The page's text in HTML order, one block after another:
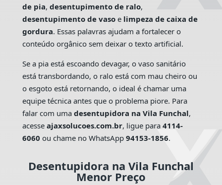
de pia, desentupimento de ralo,
desentupimento de vasoe limpeza de caixa de
gordura. Essas palavras ajudam a fortalecer o
conteúdo orgânico sem deixar o texto artificial.
Se a pia está escoando devagar, o vaso sanitário
está transbordando, o ralo está com mau cheiro ou
o esgoto está retornando, o ideal é chamar uma
equipe técnica antes que o problema piore. Para
falar com uma desentupidora na Vila Funchal,
acesse ajaxsolucoes.com.br, ligue para 4114-
6060 ou chame no WhatsApp 94153-1856.
Desentupidora na Vila Funchal
Menor Preço